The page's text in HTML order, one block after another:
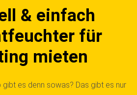
& einfach
für
mieten
gibt es denn sowas? Das gibt es nur